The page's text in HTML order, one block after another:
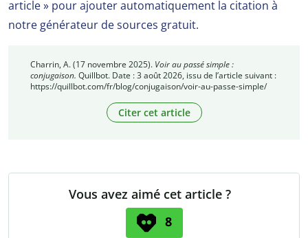
article » pour ajouter automatiquement la citation à
notre générateur de sources gratuit.
Charrin, A. (17 novembre 2025). Voir au passé simple :
conjugaison. Quillbot. Date : 3 août 2026, issu de l’article suivant :
https://quillbot.com/fr/blog/conjugaison/voir-au-passe-simple/
Citer cet article
Vous avez aimé cet article ?
8